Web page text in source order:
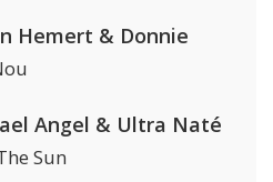
Hemert & Donnie
Angel & Ultra Naté
Sun